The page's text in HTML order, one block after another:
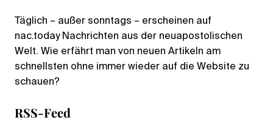
Täglich – außer sonntags – erscheinen auf
nac.today Nachrichten aus der neuapostolischen
Welt. Wie erfährt man von neuen Artikeln am
schnellsten ohne immer wieder auf die Website zu
schauen?
RSS-Feed